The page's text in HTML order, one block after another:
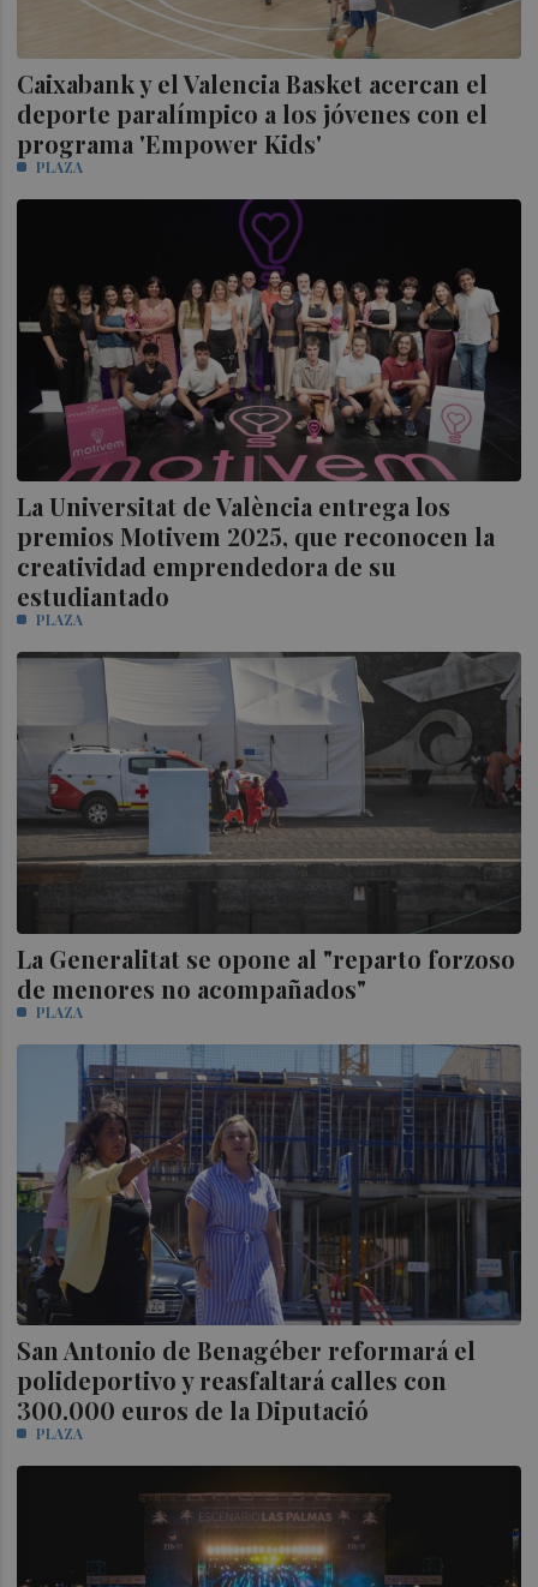
Caixabank y el Valencia Basket acercan el
deporte paralímpico a los jóvenes con el
programa 'Empower Kids'
PLAZA
La Universitat de València entrega los
premios Motivem 2025, que reconocen la
creatividad emprendedora de su
estudiantado
PLAZA
La Generalitat se opone al "reparto forzoso
de menores no acompañados"
PLAZA
San Antonio de Benagéber reformará el
polideportivo y reasfaltará calles con
300.000 euros de la Diputació
PLAZA